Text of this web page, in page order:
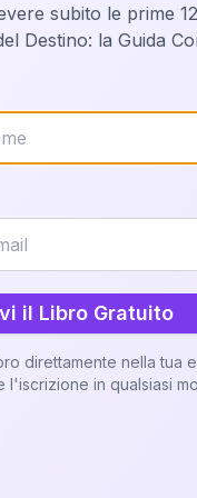
nostra
completo.
subito le prime
Destino: la Guida
il Libro Gratuito
direttamente nella tua
l'iscrizione in qualsiasi